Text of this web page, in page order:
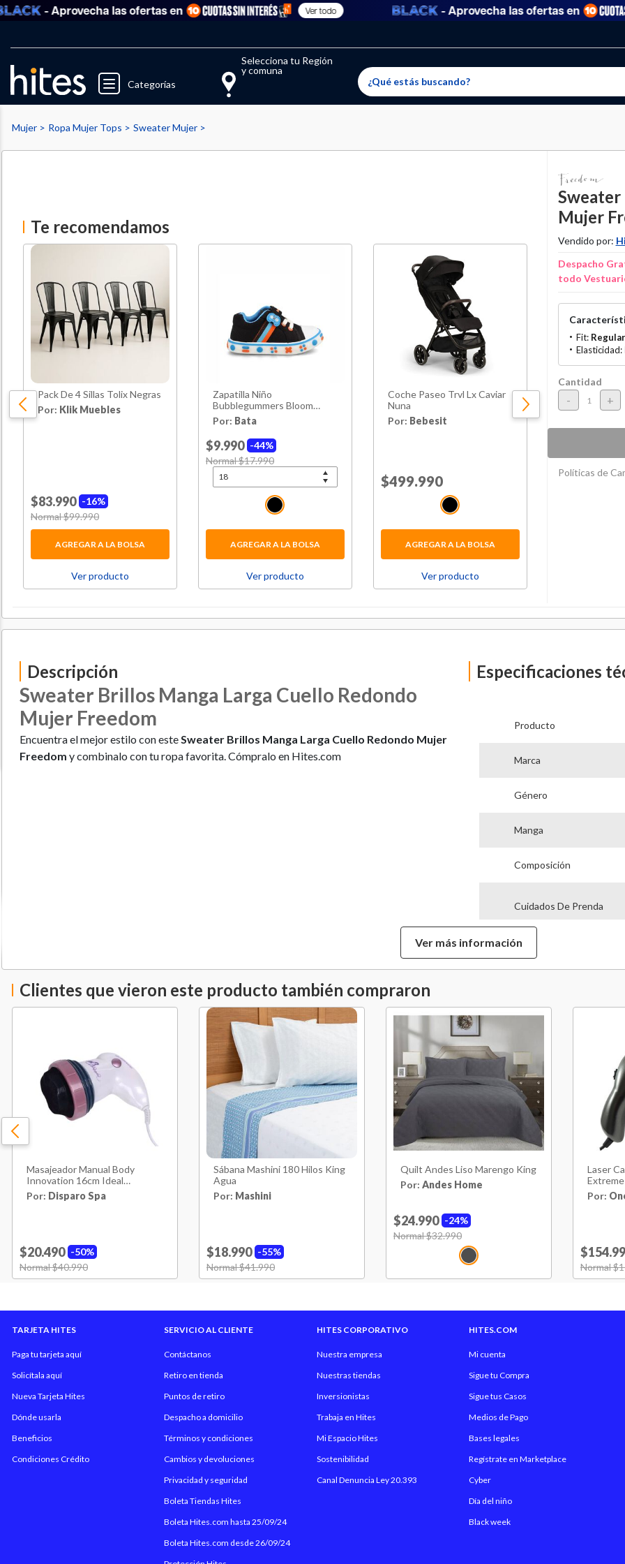
- Aprovecha las ofertas en Ver todo - Aprovecha las ofertas en
Categorías
Selecciona tu Región
y comuna
El producto ha sido eliminado correctamente
El producto ha sido agregado a tu lista de favoritos
Llegaste al límite de productos favoritos permitidos, para agregar uno nuevo ingresa a “Mi
Mujer Ropa Mujer Tops Sweater Mujer
Te recomendamos
Pack De 4 Sillas Tolix Negras
Por: Klik Muebles
16%
$83.990
Price reduced from
Normal $99.990
AGREGAR A LA BOLSA
Ver producto
Zapatilla Niño
Bubblegummers Bloom
Negro
Por: Bata
44%
$9.990
Price reduced from
Normal $17.990
AGREGAR A LA BOLSA
Ver producto
Coche Paseo Trvl Lx Caviar
Nuna
Por: Bebesit
Price reduced from
$499.990
AGREGAR A LA BOLSA
Ver producto
Cocina
Dinamic Inox
Sweater
Mujer
Vendido por:
Despacho
todo
Fit: Regular
Elasticidad:
Cantidad
- +
Políticas de
Descripción
Sweater Brillos Manga Larga Cuello Redondo
Mujer Freedom
Encuentra el mejor estilo con esteSweater Brillos Manga Larga Cuello Redondo Mujer
Freedom y combinalo con tu ropa favorita. Cómpralo en Hites.com
Especificaciones
Producto
Marca
Género
Manga
Composición
Cuidados De Prenda
Modelo
Material
Diseno
Temporada
Cuello
Ver más información
Clientes que vieron este producto también compraron
Masajeador Manual Body
Innovation 16cm Ideal
Relajación
Por: Disparo Spa
50%
$20.490
Price reduced from
Normal $40.990
Sábana Mashini 180 Hilos King
Agua
Por: Mashini
55%
$18.990
Price reduced from
Normal $41.990
Quilt Andes Liso Marengo King
Por: Andes Home
24%
$24.990
Price reduced from
Normal $32.990
Laser
Por:
Price
Normal
TARJETA HITES
Paga tu tarjeta aquí
Solicítala aquí
Nueva Tarjeta Hites
Dónde usarla
Beneficios
Condiciones Crédito
SERVICIO AL CLIENTE
Contáctanos
Retiro en tienda
Puntos de retiro
Despacho a domicilio
Términos y condiciones
Cambios y devoluciones
Privacidad y seguridad
Boleta Tiendas Hites
Boleta Hites.com hasta 25/09/24
Boleta Hites.com desde 26/09/24
HITES CORPORATIVO
Nuestra empresa
Nuestras tiendas
Inversionistas
Trabaja en Hites
Mi Espacio Hites
Sostenibilidad
Canal Denuncia Ley 20.393
HITES.COM
Mi cuenta
Sigue tu Compra
Sigue tus Casos
Medios de Pago
Bases legales
Regístrate en Marketplace
Cyber
Día del niño
Black week